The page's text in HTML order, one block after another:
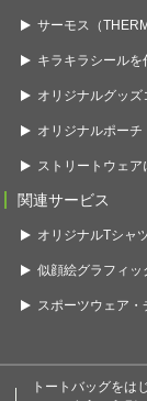
サーモス（
キラキラシールを
オリジナルグッズ
オリジナルポーチ
ストリートウェア
関連サービス
オリジナルTシャ
似顔絵グラフィッ
スポーツウェア
トートバッグをは